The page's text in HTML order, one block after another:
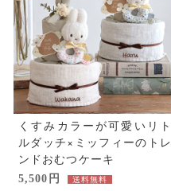
くすみカラーが可愛いリト
ルダッチ×ミッフィーのトレ
ンドおむつケーキ
5,500円 送料無料